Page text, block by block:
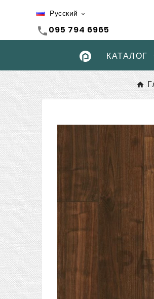
Русский 
call095 794 6965
КАТАЛОГ